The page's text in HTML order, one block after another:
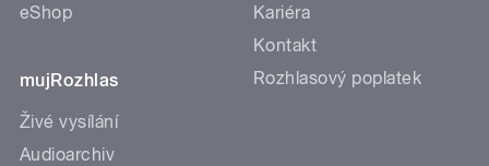
eShop
mujRozhlas
Živé vysílání
Audioarchiv
Kariéra
Kontakt
Rozhlasový poplatek